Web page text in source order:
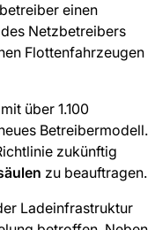
einen
Netzbetreibers
Flottenfahrzeugen
über 1.100
Betreibermodell.
zukünftig
zu beauftragen.
Ladeinfrastruktur